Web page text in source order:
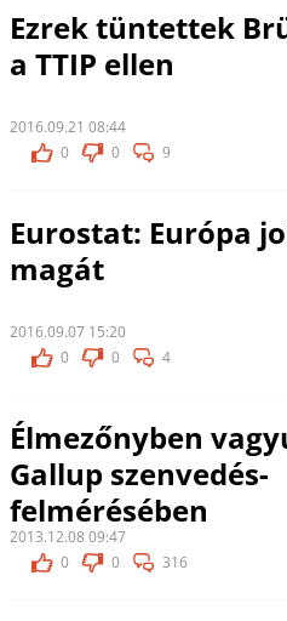
Ezrek tüntettek
a TTIP ellen
2016.09.21 08:44
0
0 9
Eurostat: Európa
magát
2016.09.07 15:20
0
0 4
Élmezőnyben
Gallup szenvedés-
felmérésében
2013.12.08 09:47
0
0 316